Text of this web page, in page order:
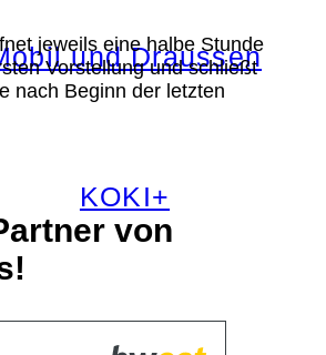
und Draussen
KOKI+
jeweils eine halbe Stunde
Vorstellung und schließt
nach Beginn der letzten
von